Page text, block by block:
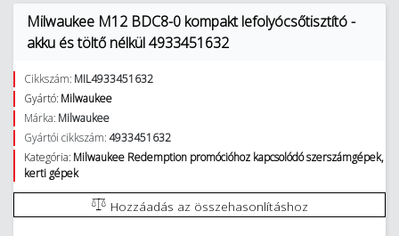
Milwaukee M12 BDC8-0 kompakt lefolyócsőtisztító -
akku és töltő nélkül 4933451632
Cikkszám: MIL4933451632
Gyártó: Milwaukee
Márka: Milwaukee
Gyártói cikkszám:4933451632
Kategória: Milwaukee Redemption promócióhoz kapcsolódó szerszámgépek,
kerti gépek
Hozzáadás az összehasonlításhoz